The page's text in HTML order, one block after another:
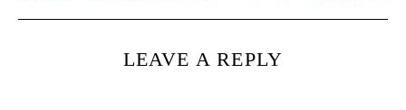
LEAVE A REPLY